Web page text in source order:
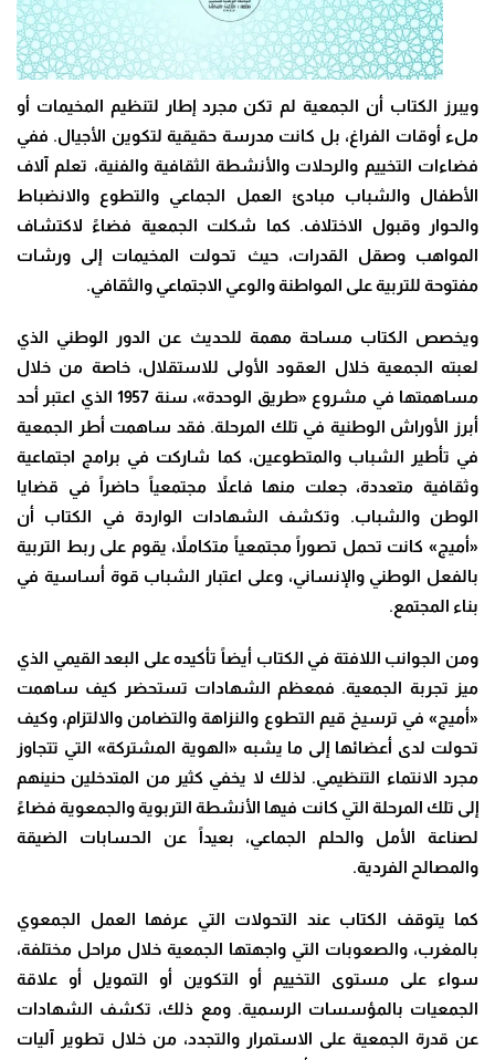
ويبرز الكتاب أن الجمعية لم تكن مجرد إطار لتنظيم المخيمات أو
ملء أوقات الفراغ، بل كانت مدرسة حقيقية لتكوين الأجيال. ففي
فضاءات التخييم والرحلات والأنشطة الثقافية والفنية، تعلم آلاف
الأطفال والشباب مبادئ العمل الجماعي والتطوع والانضباط
والحوار وقبول الاختلاف. كما شكلت الجمعية فضاءً لاكتشاف
المواهب وصقل القدرات، حيث تحولت المخيمات إلى ورشات
مفتوحة للتربية على المواطنة والوعي الاجتماعي والثقافي.
ويخصص الكتاب مساحة مهمة للحديث عن الدور الوطني الذي
لعبته الجمعية خلال العقود الأولى للاستقلال، خاصة من خلال
مساهمتها في مشروع «طريق الوحدة»، سنة 1957 الذي اعتبر أحد
أبرز الأوراش الوطنية في تلك المرحلة. فقد ساهمت أطر الجمعية
في تأطير الشباب والمتطوعين، كما شاركت في برامج اجتماعية
وثقافية متعددة، جعلت منها فاعلاً مجتمعياً حاضراً في قضايا
الوطن والشباب. وتكشف الشهادات الواردة في الكتاب أن
«أميج» كانت تحمل تصوراً مجتمعياً متكاملاً، يقوم على ربط التربية
بالفعل الوطني والإنساني، وعلى اعتبار الشباب قوة أساسية في
بناء المجتمع.
ومن الجوانب اللافتة في الكتاب أيضاً تأكيده على البعد القيمي الذي
ميز تجربة الجمعية. فمعظم الشهادات تستحضر كيف ساهمت
«أميج» في ترسيخ قيم التطوع والنزاهة والتضامن والالتزام، وكيف
تحولت لدى أعضائها إلى ما يشبه «الهوية المشتركة» التي تتجاوز
مجرد الانتماء التنظيمي. لذلك لا يخفي كثير من المتدخلين حنينهم
إلى تلك المرحلة التي كانت فيها الأنشطة التربوية والجمعوية فضاءً
لصناعة الأمل والحلم الجماعي، بعيداً عن الحسابات الضيقة
والمصالح الفردية.
كما يتوقف الكتاب عند التحولات التي عرفها العمل الجمعوي
بالمغرب، والصعوبات التي واجهتها الجمعية خلال مراحل مختلفة،
سواء على مستوى التخييم أو التكوين أو التمويل أو علاقة
الجمعيات بالمؤسسات الرسمية. ومع ذلك، تكشف الشهادات
عن قدرة الجمعية على الاستمرار والتجدد، من خلال تطوير آليات